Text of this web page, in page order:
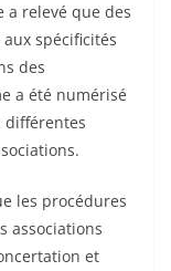
relevé que des
spécificités
des
a été numérisé
les procédures
associations
et